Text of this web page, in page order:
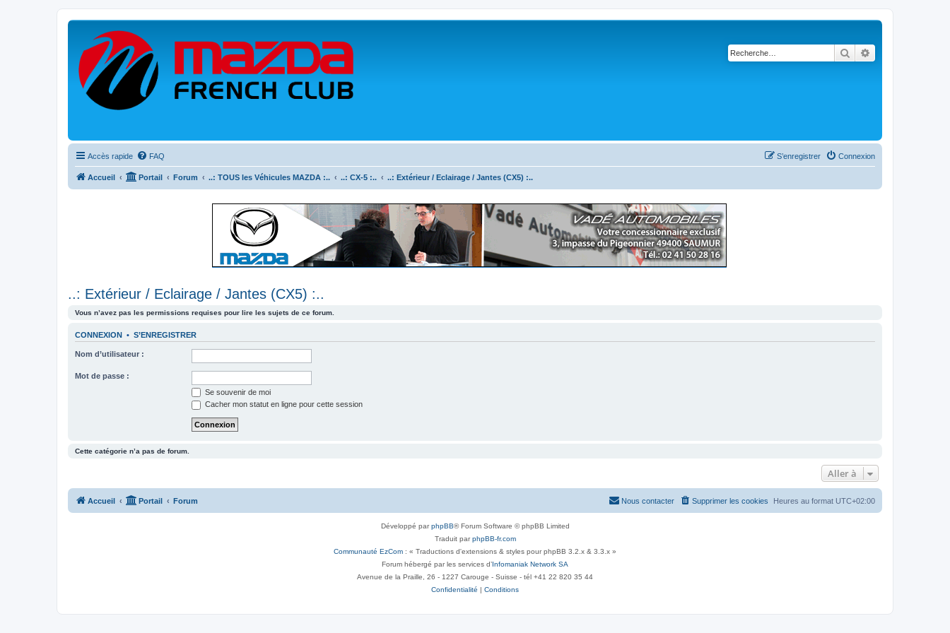
Rechercher
Accès rapide FAQ Connexion
S’enregistrer
Accueil Portail Forum ..: TOUS les Véhicules MAZDA :.. ..: CX-5 :.. ..: Extérieur / Eclairage / Jantes (CX5) :..
..: Extérieur / Eclairage / Jantes (CX5) :..
Vous n’avez pas les permissions requises pour lire les sujets de ce forum.
CONNEXION • S’ENREGISTRER
Nom d’utilisateur :
Mot de passe :
Se souvenir de moi
Cacher mon statut en ligne pour cette session
Cette catégorie n’a pas de forum.
Aller à
Accueil Portail Forum Heures au format UTC+02:00
Supprimer les cookies
Nous contacter
Développé parphpBB® Forum Software © phpBB Limited
Traduit parphpBB-fr.com
Communauté EzCom : « Traductions d'extensions & styles pour phpBB 3.2.x & 3.3.x »
Forum hébergé par les services d’Infomaniak Network SA
Avenue de la Praille, 26 - 1227 Carouge - Suisse - tél +41 22 820 35 44
Confidentialité | Conditions